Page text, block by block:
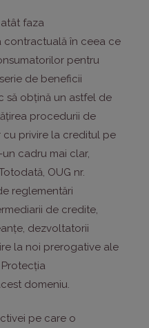
faza
contractuală în ceea ce
pentru
de beneficii
să obțină un astfel de
procedurii de
privire la creditul pe
cadru mai clar,
OUG nr.
reglementări
de credite,
dezvoltatorii
la noi prerogative ale
domeniu.
pe care o